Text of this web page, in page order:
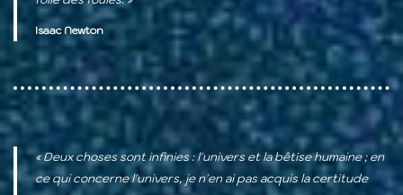
Isaac Newton
« Deux choses sont infinies : l'univers et la bêtise humaine ; en
ce qui concerne l'univers, je n'en ai pas acquis la certitude